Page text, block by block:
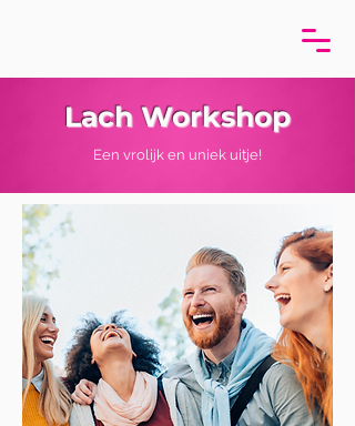
Lach Workshop
Een vrolijk en uniek uitje!